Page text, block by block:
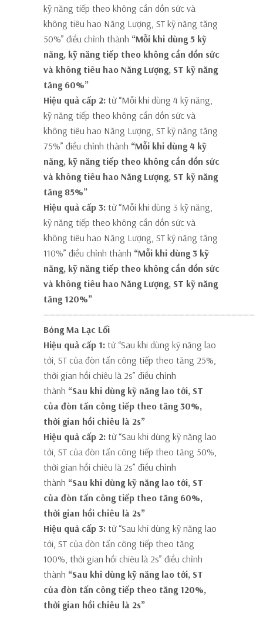
kỹ năng tiếp theo không cần dồn sức và
không tiêu hao Năng Lượng, ST kỹ năng tăng
50%” điều chỉnh thành “Mỗi khi dùng 5 kỹ
năng, kỹ năng tiếp theo không cần dồn sức
và không tiêu hao Năng Lượng, ST kỹ năng
tăng 60%”
Hiệu quả cấp 2: từ “Mỗi khi dùng 4 kỹ năng,
kỹ năng tiếp theo không cần dồn sức và
không tiêu hao Năng Lượng, ST kỹ năng tăng
75%” điều chỉnh thành “Mỗi khi dùng 4 kỹ
năng, kỹ năng tiếp theo không cần dồn sức
và không tiêu hao Năng Lượng, ST kỹ năng
tăng 85%”
Hiệu quả cấp 3: từ “Mỗi khi dùng 3 kỹ năng,
kỹ năng tiếp theo không cần dồn sức và
không tiêu hao Năng Lượng, ST kỹ năng tăng
110%” điều chỉnh thành “Mỗi khi dùng 3 kỹ
năng, kỹ năng tiếp theo không cần dồn sức
và không tiêu hao Năng Lượng, ST kỹ năng
tăng 120%”
————————————————————————————————————
Bóng Ma Lạc Lối
Hiệu quả cấp 1: từ “Sau khi dùng kỹ năng lao
tới, ST của đòn tấn công tiếp theo tăng 25%,
thời gian hồi chiêu là 2s” điều chỉnh
thành “Sau khi dùng kỹ năng lao tới, ST
của đòn tấn công tiếp theo tăng 30%,
thời gian hồi chiêu là 2s”
Hiệu quả cấp 2: từ “Sau khi dùng kỹ năng lao
tới, ST của đòn tấn công tiếp theo tăng 50%,
thời gian hồi chiêu là 2s” điều chỉnh
thành “Sau khi dùng kỹ năng lao tới, ST
của đòn tấn công tiếp theo tăng 60%,
thời gian hồi chiêu là 2s”
Hiệu quả cấp 3: từ “Sau khi dùng kỹ năng lao
tới, ST của đòn tấn công tiếp theo tăng
100%, thời gian hồi chiêu là 2s” điều chỉnh
thành “Sau khi dùng kỹ năng lao tới, ST
của đòn tấn công tiếp theo tăng 120%,
thời gian hồi chiêu là 2s”